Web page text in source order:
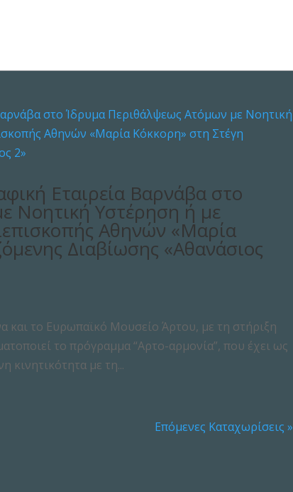
Εταιρεία Βαρνάβα στο
Νοητική Υστέρηση ή με
Αθηνών «Μαρία
Διαβίωσης «Αθανάσιος
το Ευρωπαϊκό Μουσείο Άρτου, με τη στήριξη
το πρόγραμμα “Αρτο-αρμονία”, που έχει ως
κινητικότητα με τη...
Επόμενες Καταχωρίσεις »